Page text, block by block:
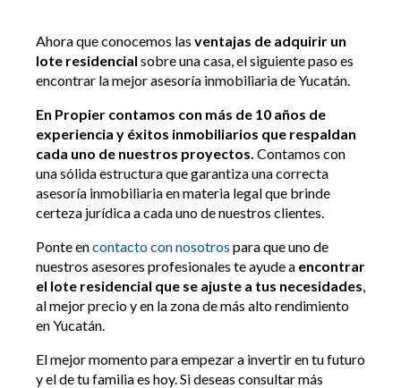
Ahora que conocemos las ventajas de adquirir un
lote residencial sobre una casa, el siguiente paso es
encontrar la mejor asesoría inmobiliaria de Yucatán.
En Propier contamos con más de 10 años de
experiencia y éxitos inmobiliarios que respaldan
cada uno de nuestros proyectos. Contamos con
una sólida estructura que garantiza una correcta
asesoría inmobiliaria en materia legal que brinde
certeza jurídica a cada uno de nuestros clientes.
Ponte encontacto con nosotros para que uno de
nuestros asesores profesionales te ayude a encontrar
el lote residencial que se ajuste a tus necesidades
al mejor precio y en la zona de más alto rendimiento
en Yucatán.
El mejor momento para empezar a invertir en tu futuro
y el de tu familia es hoy. Si deseas consultar más